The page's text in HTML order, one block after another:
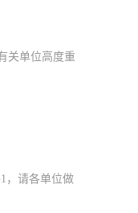
关单位高度重
，请各单位做